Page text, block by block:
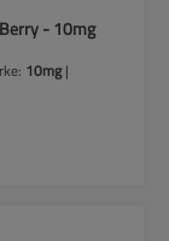
- 10mg
10mg|